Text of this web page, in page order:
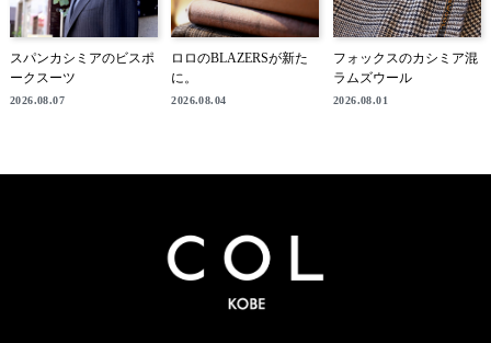
スパンカシミアのビスポ
ークスーツ
2026.08.07
ロロのBLAZERSが新た
に。
2026.08.04
フォックスのカシミア混
ラムズウール
2026.08.01